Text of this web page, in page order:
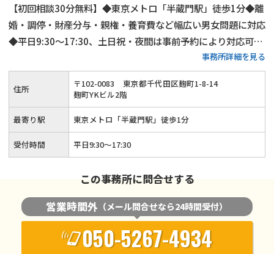
【初回相談30分無料】◆東京メトロ「半蔵門駅」徒歩1分◆離
婚・調停・財産分与・親権・養育費など幅広い男女問題に対応
◆平日9:30～17:30、土日祝・夜間は事前予約により対応可◆
可能な限り話し合いで進め、迅速な事件解決を目指します
事務所詳細を見る
住所 〒102-0083
東京都千代田区麹町1-8-14
麹町YKビル2階
最寄り駅 東京メトロ「半蔵門駅」徒歩1分
受付時間 平日9:30〜17:30
この事務所に問合せする
営業時間外 （メール問合せなら24時間受付）
050-5267-4934